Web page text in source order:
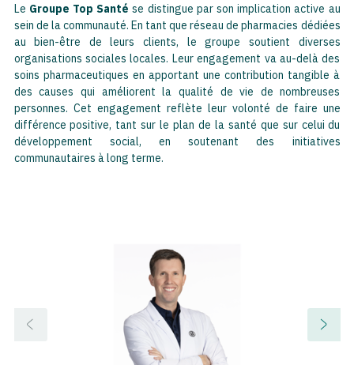
Le Groupe Top Santé se distingue par son implication active au
sein de la communauté. En tant que réseau de pharmacies dédiées
au bien-être de leurs clients, le groupe soutient diverses
organisations sociales locales. Leur engagement va au-delà des
soins pharmaceutiques en apportant une contribution tangible à
des causes qui améliorent la qualité de vie de nombreuses
personnes. Cet engagement reflète leur volonté de faire une
différence positive, tant sur le plan de la santé que sur celui du
développement social, en soutenant des initiatives
communautaires à long terme​.